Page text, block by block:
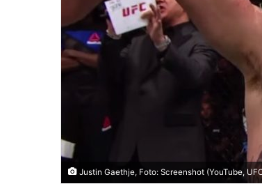
Justin Gaethje, Foto: Screenshot (YouTube,